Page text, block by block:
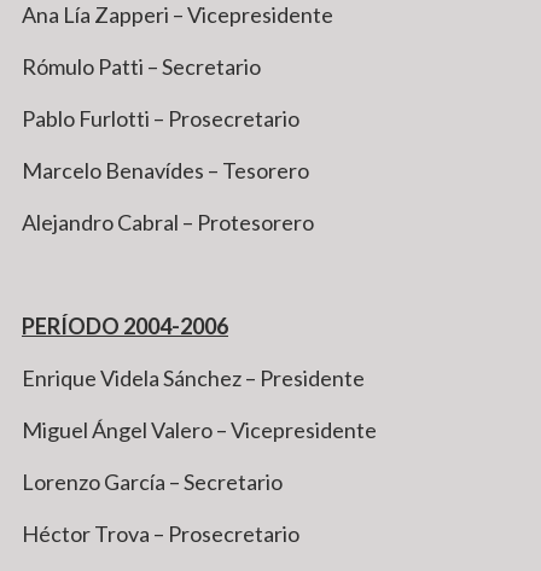
Ana Lía Zapperi – Vicepresidente
Rómulo Patti – Secretario
Pablo Furlotti – Prosecretario
Marcelo Benavídes – Tesorero
Alejandro Cabral – Protesorero
PERÍODO 2004-2006
Enrique Videla Sánchez – Presidente
Miguel Ángel Valero – Vicepresidente
Lorenzo García – Secretario
Héctor Trova – Prosecretario